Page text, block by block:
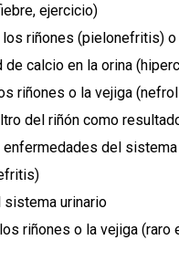
ejercicio)
los riñones (pielonefritis)
de calcio en la orina
riñones o la vejiga
del riñón como
enfermedades del
sistema urinario
riñones o la vejiga (raro